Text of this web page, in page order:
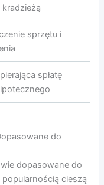
kradzieżą
sprzętu i
spłatę
do
dopasowane do
cieszą